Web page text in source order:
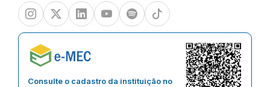
InstagramTwitter/XLinkedinYoutubeSpotify TikTok
Consulte o cadastro da instituição no